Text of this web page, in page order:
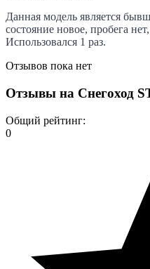
Данная модель является
состояние новое, пробега
Использовался 1 раз.
Отзывов пока нет
Отзывы на Снегоход
Общий рейтинг:
0